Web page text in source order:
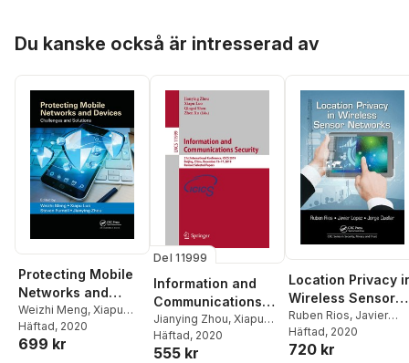
Du kanske också är intresserad av
Protecting Mobile
Networks and
Devices
Weizhi Meng, Xiapu
Luo,Steven Furnell
Jianying Zhou
Häftad, 2020
699 kr
Del 11999
Information and
Communications
Security
Jianying Zhou, Xiapu
Luo,Qingni Shen
Xu
Häftad, 2020
555 kr
Location Privacy
Wireless Sensor
Networks
Ruben Rios, Javier
Lopez, Jorge Cuellar
Häftad, 2020
720 kr